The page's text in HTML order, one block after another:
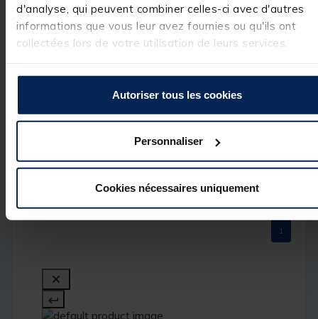
d'analyse, qui peuvent combiner celles-ci avec d'autres
informations que vous leur avez fournies ou qu'ils ont
collectées lors de votre utilisation de leurs services.
Autoriser tous les cookies
Personnaliser
Cookies nécessaires uniquement
2étoiles
0
1étoile 0
Nous vous
remercions pour
commentaire
sommes ravis
à vos attentes
parmi nos
L’équipe Pacific
Pêche
1